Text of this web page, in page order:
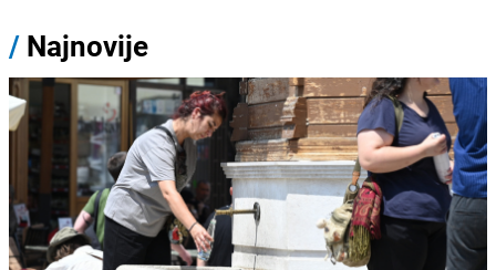
/ Najnovije